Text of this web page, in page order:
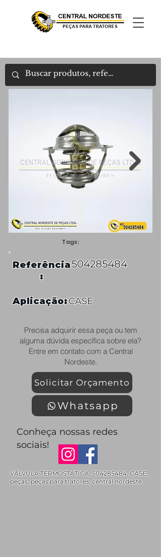
Tags:
Referência
:
504285484
Aplicação:CASE
Precisa adquirir essa peça ou tem
alguma dúvida específica sobre ela?
Entre em contato com a Central
Nordeste.
Solicitar Orçamento
Whatsapp
Conheça nossas redes
sociais!
VÁLVULA TERMOSTÁTICA,504285484, CASE,
peças, peças para tratores, central nordeste